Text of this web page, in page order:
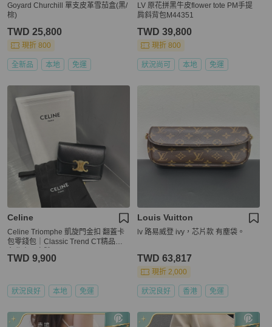
Goyard Churchill 單支皮革雪茄盒(黑/
棕)
TWD 25,800
現折 800
全新品 本地 免運
LV 原花拼黑牛皮flower tote PM手提
肩斜背包M44351
TWD 39,800
現折 800
狀況尚可 本地 免運
Celine
Celine Triomphe 凱旋門金扣 翻蓋卡
包零錢包｜Classic Trend CT精品｜
TWD 9,900
狀況良好 本地 免運
Louis Vuitton
lv 路易威登 ivy，芯片款 有塵袋。
TWD 63,817
現折 2,000
狀況良好 香港 免運